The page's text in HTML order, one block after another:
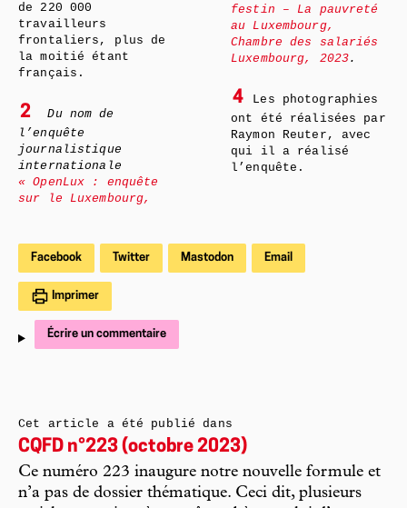
de 220 000
travailleurs
frontaliers, plus de
la moitié étant
français.
2
Du nom de
l’enquête
journalistique
internationale
« OpenLux : enquête
sur le Luxembourg,
festin – La pauvreté
au Luxembourg,
Chambre des salariés
Luxembourg, 2023.
4
Les photographies
ont été réalisées par
Raymon Reuter, avec
qui il a réalisé
l’enquête.
Facebook Twitter Mastodon Email
Imprimer
Écrire un commentaire
Cet article a été publié dans
CQFD n°223 (octobre 2023)
Ce numéro 223 inaugure notre nouvelle formule et
n’a pas de dossier thématique. Ceci dit, plusieurs